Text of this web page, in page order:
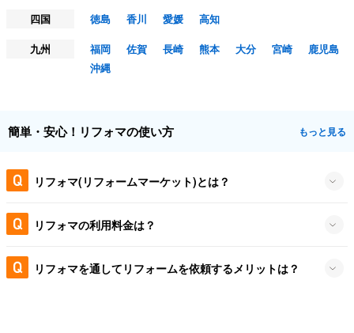
四国
徳島 香川 愛媛
高知
九州
福岡 佐賀 長崎 熊本 大分 宮崎
鹿児島
沖縄
簡単・安心！リフォマの使い方 もっと見る
リフォマ(リフォームマーケット)とは？
リフォマの利用料金は？
リフォマを通してリフォームを依頼するメリットは？